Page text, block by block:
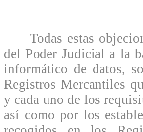
Todas estas
del Poder Judicial a la
informático de datos,
Registros Mercantiles
y cada uno de los
así como por los